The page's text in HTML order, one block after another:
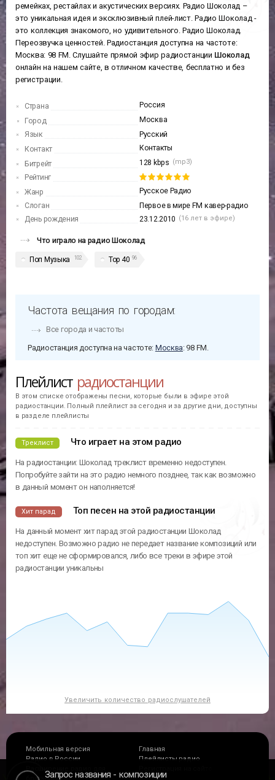
ремейках, рестайлах и акустических версиях. Радио Шоколад –
это уникальная идея и эксклюзивный плей-лист. Радио Шоколад -
это коллекция знакомого, но удивительного. Радио Шоколад.
Переозвучка ценностей. Радиостанция доступна на частоте:
Москва: 98 FM. Слушайте прямой эфир радиостанции Шоколад
онлайн на нашем сайте, в отличном качестве, бесплатно и без
регистрации.
Страна
Россия
Город
Москва
Язык
Русский
Контакт
Контакты
Битрейт
128 kbps (mp3)
Рейтинг
Жанр
Русское Радио
Слоган
Первое в мире FM кавер-радио
День рождения
23.12.2010 (16 лет в эфире)
Что играло на радио Шоколад
Поп Музыка 102 Top 40 96
Частота вещания по городам:
Все города и частоты
Радиостанция доступна на частоте: Москва: 98 FM.
Плейлист радиостанции
В этом списке отображены песни, которые были в эфире этой
радиостанции. Полный плейлист за сегодня и за другие дни, доступны
в разделе плейлисты
Треклист Что играет на этом радио
На радиостанции: Шоколад треклист временно недоступен.
Попробуйте зайти на это радио немного позднее, так как возможно
в данный момент он наполняется!
Хит парад Топ песен на этой радиостанции
На данный момент хит парад этой радиостанции Шоколад
недоступен. Возможно радио не передает название композиций или
топ хит еще не сформировался, либо все треки в эфире этой
радиостанции уникальны
Увеличить количество радиослушателей
Мобильная версия
Главная
Радио в России
Плейлисты радио
Расширение радио для
Запрос названия композиции